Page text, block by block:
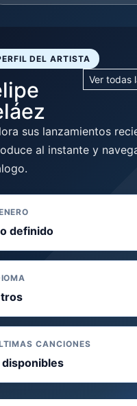
DEL ARTISTA
Ver todas
sus lanzamientos
al instante y
definido
CANCIONES